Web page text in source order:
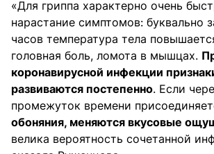
«Для гриппа характерно очень
нарастание симптомов: буквально
часов температура тела
головная боль, ломота в мышцах.
коронавирусной инфекции
развиваются постепенно. Если
промежуток времени
обоняния, меняются вкусовые
велика вероятность сочетанной